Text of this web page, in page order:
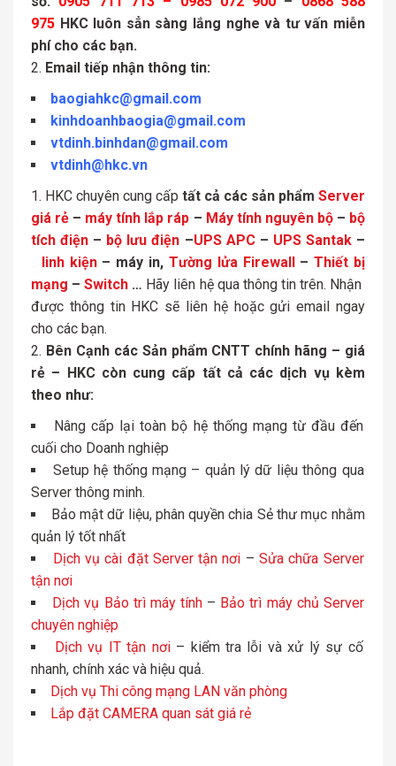
975 HKC luôn sẳn sàng lắng nghe và tư vấn miễn
phí cho các bạn.
Email tiếp nhận thông tin:
baogiahkc@gmail.com
kinhdoanhbaogia@gmail.com
vtdinh.binhdan@gmail.com
vtdinh@hkc.vn
HKC chuyên cung cấp tất cả các sản phẩm Server
giá rẻ – máy tính lắp ráp – Máy tính nguyên bộ– bộ
tích điện – bộ lưu điện –UPS APC– UPS Santak–
linh kiện– máy in, Tường lửa Firewall–Thiết bị
mạng –Switch … Hãy liên hệ qua thông tin trên. Nhận
được thông tin HKC sẽ liên hệ hoặc gửi email ngay
cho các bạn.
Bên Cạnh các Sản phẩm CNTT chính hãng – giá
rẻ – HKC còn cung cấp tất cả các dịch vụ kèm
theo như:
Nâng cấp lại toàn bộ hệ thống mạng từ đầu đến
cuối cho Doanh nghiệp
Setup hệ thống mạng – quản lý dữ liệu thông qua
Server thông minh.
Bảo mật dữ liệu, phân quyền chia Sẻ thư mục nhằm
quản lý tốt nhất
Dịch vụ cài đặt Server tận nơi –Sửa chữa Server
tận nơi
Dịch vụ Bảo trì máy tính – Bảo trì máy chủ Server
chuyên nghiệp
Dịch vụ IT tận nơi – kiểm tra lỗi và xử lý sự cố
nhanh, chính xác và hiệu quả.
Dịch vụ Thi công mạng LAN văn phòng
Lắp đặt CAMERA quan sát giá rẻ